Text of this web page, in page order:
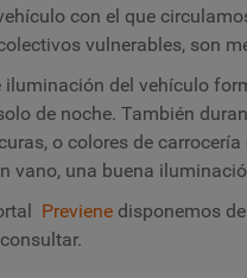
con el que
vulnerables, son
iluminación del vehículo
de noche. También
o colores de
vano, una buena
Previene disponemos